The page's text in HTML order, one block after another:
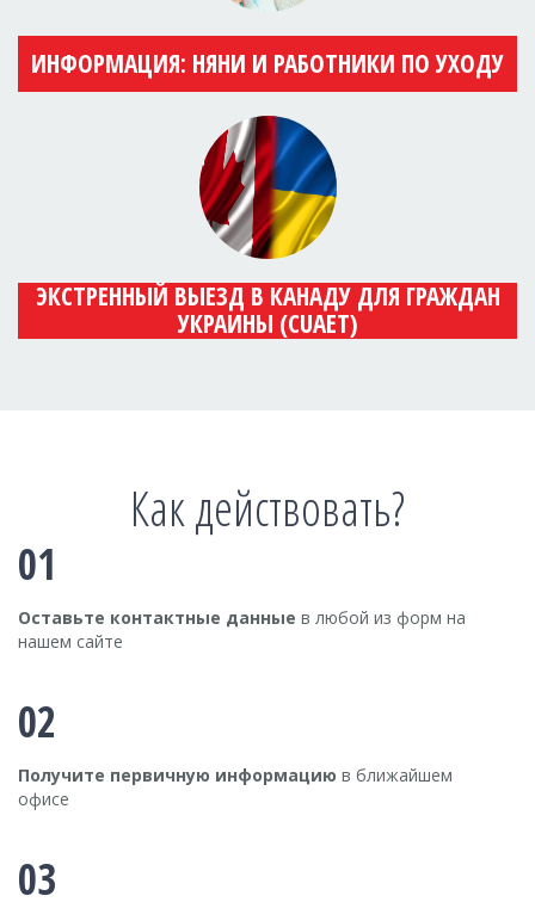
ИНФОРМАЦИЯ: НЯНИ И РАБОТНИКИ ПО УХОДУ
ЭКСТРЕННЫЙ ВЫЕЗД В КАНАДУ ДЛЯ ГРАЖДАН
УКРАИНЫ (CUAET)
Как действовать?
01
Оставьте контактные данные в любой из форм на
нашем сайте
02
Получите первичную информацию в ближайшем
офисе
03